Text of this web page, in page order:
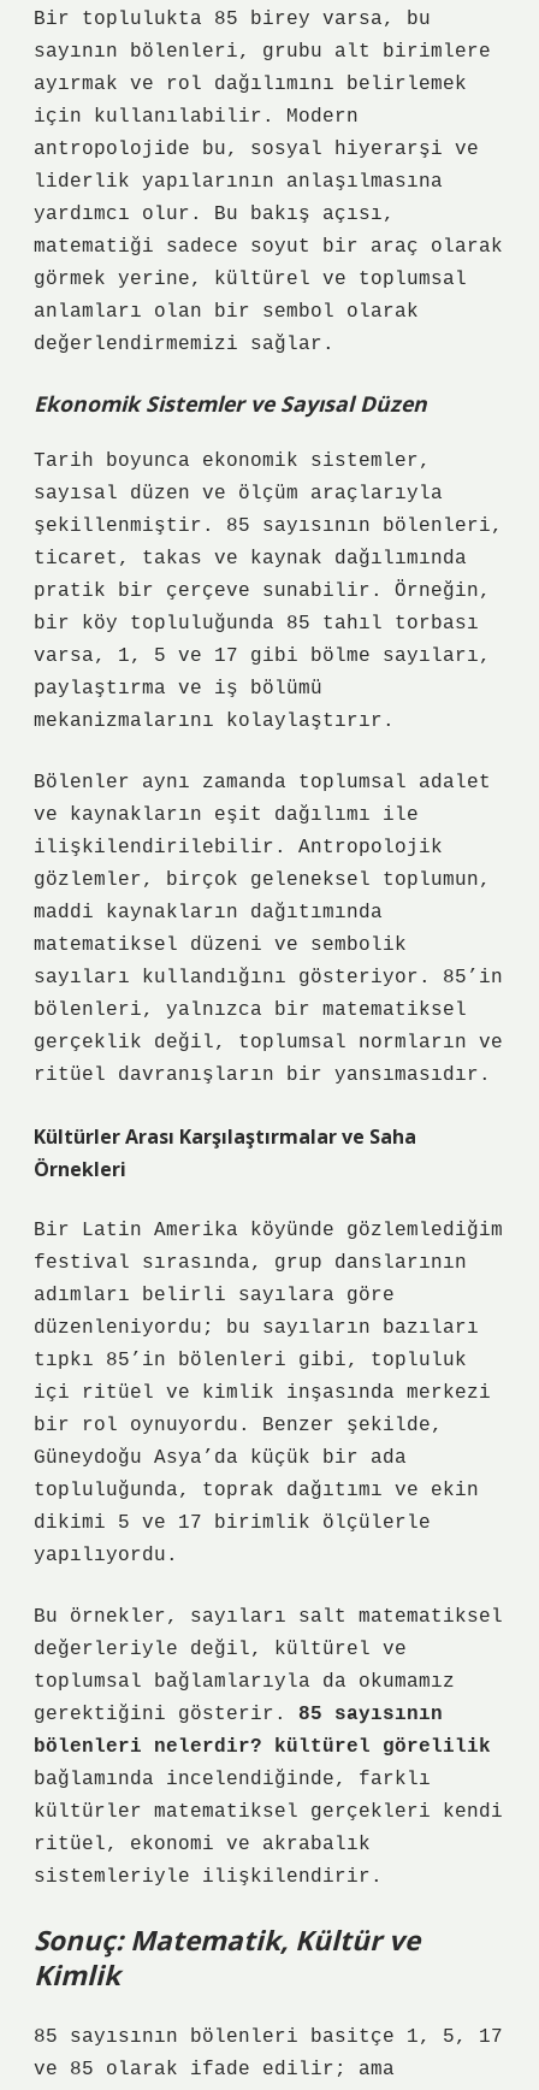
Bir toplulukta 85 birey varsa, bu
sayının bölenleri, grubu alt birimlere
ayırmak ve rol dağılımını belirlemek
için kullanılabilir. Modern
antropolojide bu, sosyal hiyerarşi ve
liderlik yapılarının anlaşılmasına
yardımcı olur. Bu bakış açısı,
matematiği sadece soyut bir araç olarak
görmek yerine, kültürel ve toplumsal
anlamları olan bir sembol olarak
değerlendirmemizi sağlar.
Ekonomik Sistemler ve Sayısal Düzen
Tarih boyunca ekonomik sistemler,
sayısal düzen ve ölçüm araçlarıyla
şekillenmiştir. 85 sayısının bölenleri,
ticaret, takas ve kaynak dağılımında
pratik bir çerçeve sunabilir. Örneğin,
bir köy topluluğunda 85 tahıl torbası
varsa, 1, 5 ve 17 gibi bölme sayıları,
paylaştırma ve iş bölümü
mekanizmalarını kolaylaştırır.
Bölenler aynı zamanda toplumsal adalet
ve kaynakların eşit dağılımı ile
ilişkilendirilebilir. Antropolojik
gözlemler, birçok geleneksel toplumun,
maddi kaynakların dağıtımında
matematiksel düzeni ve sembolik
sayıları kullandığını gösteriyor. 85’in
bölenleri, yalnızca bir matematiksel
gerçeklik değil, toplumsal normların ve
ritüel davranışların bir yansımasıdır.
Kültürler Arası Karşılaştırmalar ve Saha
Örnekleri
Bir Latin Amerika köyünde gözlemlediğim
festival sırasında, grup danslarının
adımları belirli sayılara göre
düzenleniyordu; bu sayıların bazıları
tıpkı 85’in bölenleri gibi, topluluk
içi ritüel ve kimlik inşasında merkezi
bir rol oynuyordu. Benzer şekilde,
Güneydoğu Asya’da küçük bir ada
topluluğunda, toprak dağıtımı ve ekin
dikimi 5 ve 17 birimlik ölçülerle
yapılıyordu.
Bu örnekler, sayıları salt matematiksel
değerleriyle değil, kültürel ve
toplumsal bağlamlarıyla da okumamız
gerektiğini gösterir. 85 sayısının
bölenleri nelerdir? kültürel görelilik
bağlamında incelendiğinde, farklı
kültürler matematiksel gerçekleri kendi
ritüel, ekonomi ve akrabalık
sistemleriyle ilişkilendirir.
Sonuç: Matematik, Kültür ve
Kimlik
85 sayısının bölenleri basitçe 1, 5, 17
ve 85 olarak ifade edilir; ama